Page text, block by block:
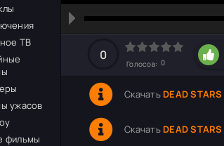
ТВ
ужасов
фильмы
0
Голосов: 0
Скачать DEAD STARS
Скачать DEAD STARS